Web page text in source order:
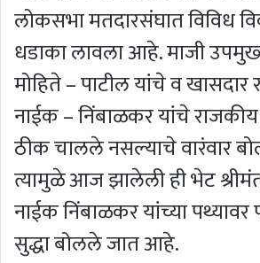
लोकसभा मतदारसंघात विविध
धडाका लावला आहे. माजी
मोहिते – पाटील यांचे व
नाईक – निंबाळकर यांचे
ठीक चालले नसल्याचे वारंवार
त्यामुळे आज झालेली ही भेट
नाईक निंबाळकर यांच्या
सुद्धा बोलले जात आहे.